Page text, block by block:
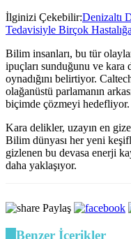
İlginizi Çekebilir:Denizaltı
Tedavisiyle Birçok
Bilim insanları, bu tür
ipuçları sunduğunu ve kara
oynadığını belirtiyor.
olağanüstü parlamanın
biçimde çözmeyi hedefliyor.
Kara delikler, uzayın en
Bilim dünyası her yeni
gizlenen bu devasa enerji
daha yaklaşıyor.
Paylaş
Benzer İçerikler